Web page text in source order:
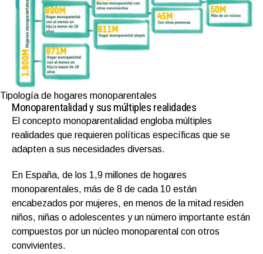
Tipología de hogares monoparentales
Monoparentalidad y sus múltiples realidades
El concepto monoparentalidad engloba múltiples
realidades que requieren políticas específicas que se
adapten a sus necesidades diversas.
En España, de los 1,9 millones de hogares
monoparentales, más de 8 de cada 10 están
encabezados por mujeres, en menos de la mitad residen
niños, niñas o adolescentes y un número importante están
compuestos por un núcleo monoparental con otros
convivientes.